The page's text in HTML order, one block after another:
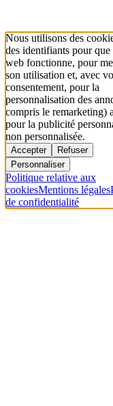
Nous utilisons des
des identifiants pour que
web fonctionne, pour
son utilisation et, avec
consentement, pour la
personnalisation des
compris le remarketing)
pour la publicité
non personnalisée.
Accepter
Refuser
Personnaliser
Politique relative aux
cookiesMentions légales
de confidentialité